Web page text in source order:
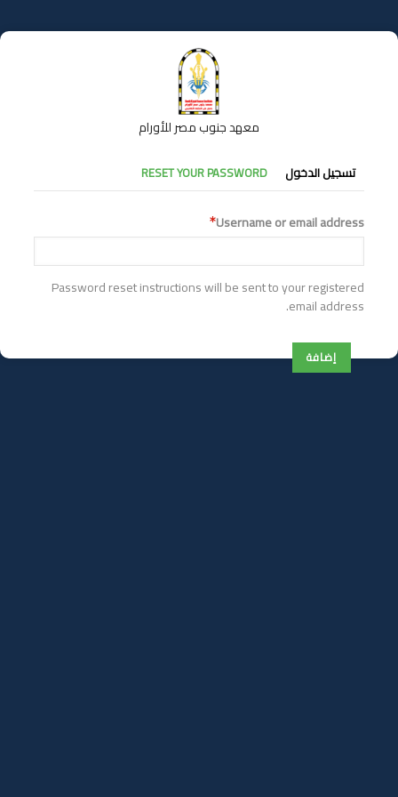
إلى
المحتوى
معهد جنوب مصر للأورام
التبويبات
الأساسية
تسجيل الدخول RESET YOUR PASSWORD
Username or email address
Password reset instructions will be sent to your registered
email address.